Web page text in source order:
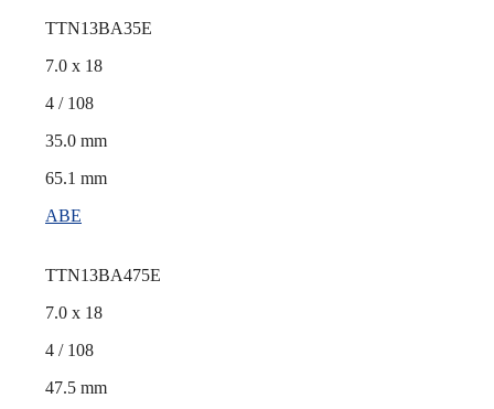
TTN13BA35E
7.0 x 18
4 / 108
35.0 mm
65.1 mm
ABE
TTN13BA475E
7.0 x 18
4 / 108
47.5 mm